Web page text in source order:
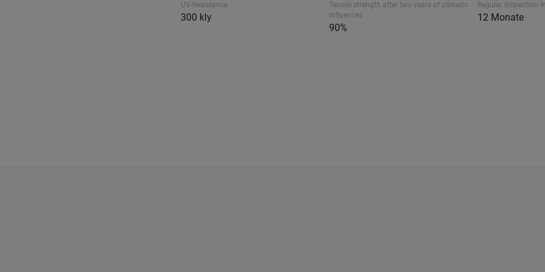
UV-Resistance
300 kly
Tensile strength after two years of climatic
influences
90%
Regular Inspection
12 Monate